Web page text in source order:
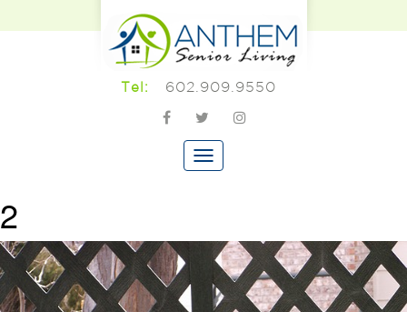
Tel: 602.909.9550
2